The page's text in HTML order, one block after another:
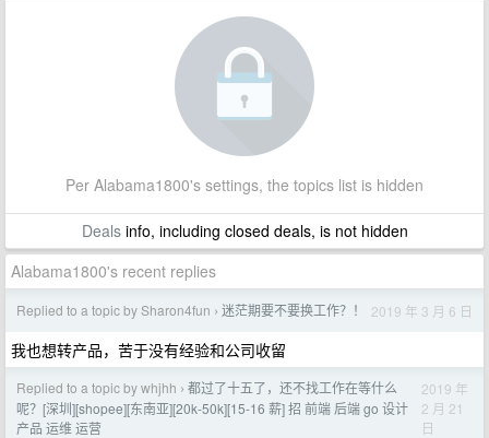
Per Alabama1800's settings, the topics list is hidden
Dealsinfo, including closed deals, is not hidden
Alabama1800's recent replies
Replied to a topic by Sharon4fun › 迷茫期要不要换工作？！ 2019 年 3 月 6 日
我也想转产品，苦于没有经验和公司收留
Replied to a topic by whjhh › 都过了十五了，还不找工作在等什么
呢？[深圳][shopee][东南亚][20k-50k][15-16 薪] 招 前端 后端 go 设计
产品 运维 运营
2019 年
2 月 21
日